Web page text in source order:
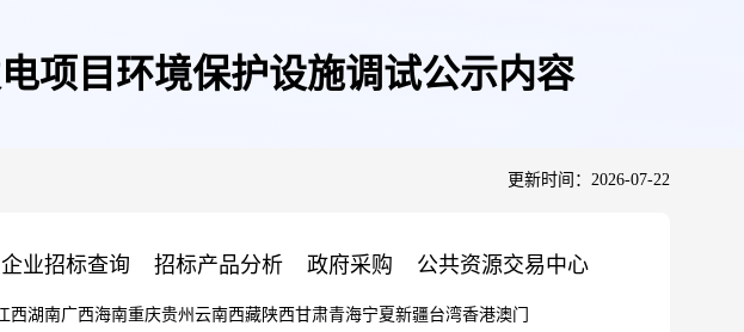
项目环境保护设施调试公示内容
更新时间：2026-07-22
企业招标查询 招标产品分析 政府采购 公共资源交易中心
西湖南广西海南重庆贵州 云南西藏陕西甘肃青海宁夏新疆台湾香港澳门